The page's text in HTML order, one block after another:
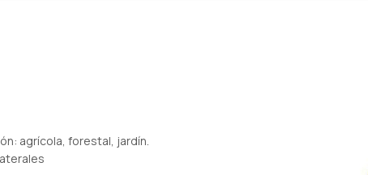
agrícola, forestal, jardín.